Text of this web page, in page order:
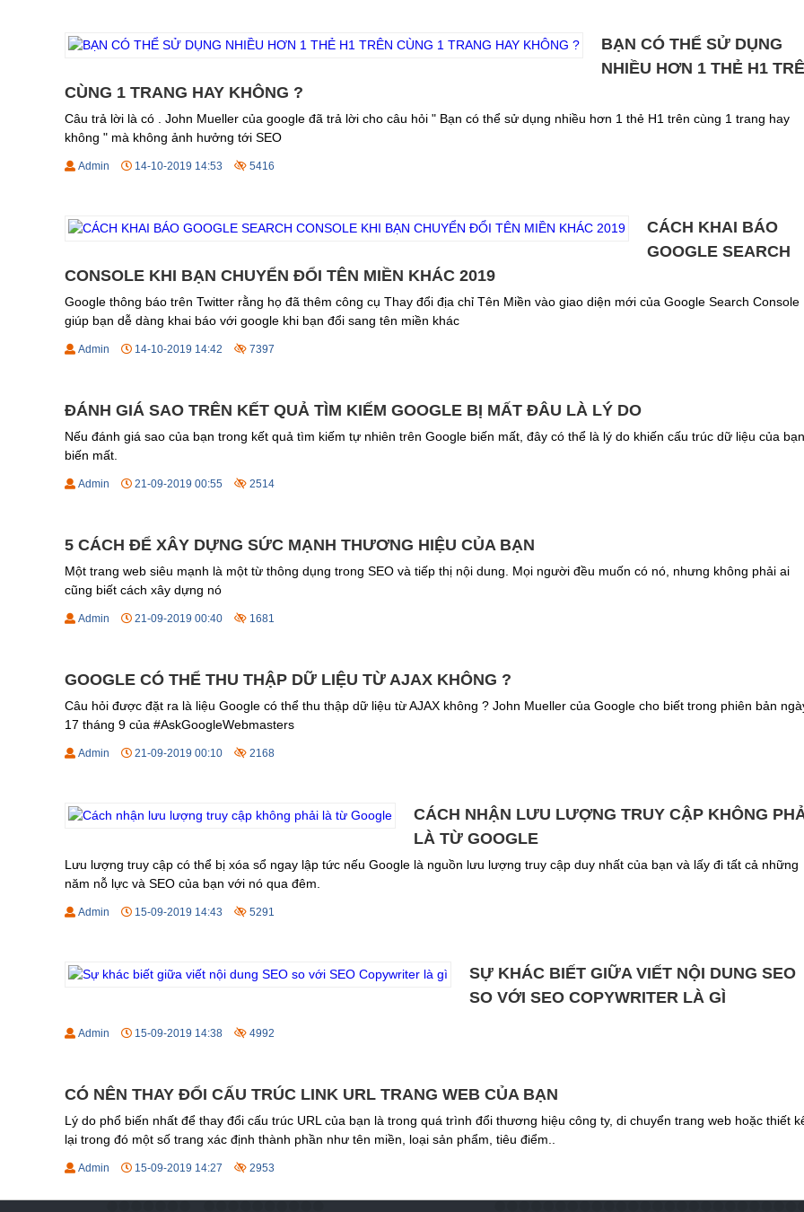
BẠN CÓ THỂ SỬ DỤNG
NHIỀU HƠN 1 THẺ H1
CÙNG 1 TRANG HAY KHÔNG ?
Câu trả lời là có . John Mueller của google đã trả lời cho câu hỏi " Bạn có thể sử dụng nhiều hơn 1 thẻ H1 trên cùng 1 trang hay
không " mà không ảnh hưởng tới SEO
Admin 14-10-2019 14:53 5416
CÁCH KHAI BÁO
GOOGLE SEARCH
CONSOLE KHI BẠN CHUYỂN ĐỔI TÊN MIỀN KHÁC 2019
Google thông báo trên Twitter rằng họ đã thêm công cụ Thay đổi địa chỉ Tên Miền vào giao diện mới của Google Search Console
giúp bạn dễ dàng khai báo với google khi bạn đổi sang tên miền khác
Admin 14-10-2019 14:42 7397
ĐÁNH GIÁ SAO TRÊN KẾT QUẢ TÌM KIẾM GOOGLE BỊ MẤT ĐÂU LÀ LÝ DO
Nếu đánh giá sao của bạn trong kết quả tìm kiếm tự nhiên trên Google biến mất, đây có thể là lý do khiến cấu trúc dữ liệu của bạn
biến mất.
Admin 21-09-2019 00:55 2514
5 CÁCH ĐỂ XÂY DỰNG SỨC MẠNH THƯƠNG HIỆU CỦA BẠN
Một trang web siêu mạnh là một từ thông dụng trong SEO và tiếp thị nội dung. Mọi người đều muốn có nó, nhưng không phải ai
cũng biết cách xây dựng nó
Admin 21-09-2019 00:40 1681
GOOGLE CÓ THỂ THU THẬP DỮ LIỆU TỪ AJAX KHÔNG ?
Câu hỏi được đặt ra là liệu Google có thể thu thập dữ liệu từ AJAX không ? John Mueller của Google cho biết trong phiên bản
17 tháng 9 của #AskGoogleWebmasters
Admin 21-09-2019 00:10 2168
CÁCH NHẬN LƯU LƯỢNG TRUY CẬP KHÔNG
LÀ TỪ GOOGLE
Lưu lượng truy cập có thể bị xóa sổ ngay lập tức nếu Google là nguồn lưu lượng truy cập duy nhất của bạn và lấy đi tất cả những
năm nỗ lực và SEO của bạn với nó qua đêm.
Admin 15-09-2019 14:43 5291
SỰ KHÁC BIẾT GIỮA VIẾT NỘI DUNG SEO
SO VỚI SEO COPYWRITER LÀ GÌ
Admin 15-09-2019 14:38 4992
CÓ NÊN THAY ĐỔI CẤU TRÚC LINK URL TRANG WEB CỦA BẠN
Lý do phổ biến nhất để thay đổi cấu trúc URL của bạn là trong quá trình đổi thương hiệu công ty, di chuyển trang web hoặc thiết
lại trong đó một số trang xác định thành phần như tên miền, loại sản phẩm, tiêu điểm..
Admin 15-09-2019 14:27 2953